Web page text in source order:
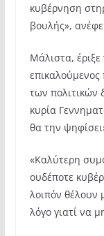
κυβέρνηση
βουλής»,
Μάλιστα,
των πολιτικών
κυρία
θα την
«Καλύτερη
ουδέποτε
λοιπόν
λόγο γιατί να